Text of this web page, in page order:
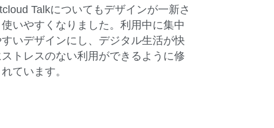
Talkについてもデザインが一新さ
いやすくなりました。利用中に集中
すいデザインにし、デジタル生活が快
トレスのない利用ができるように修
ています。